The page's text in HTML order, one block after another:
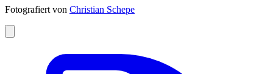
Fotografiert von Christian Schepe